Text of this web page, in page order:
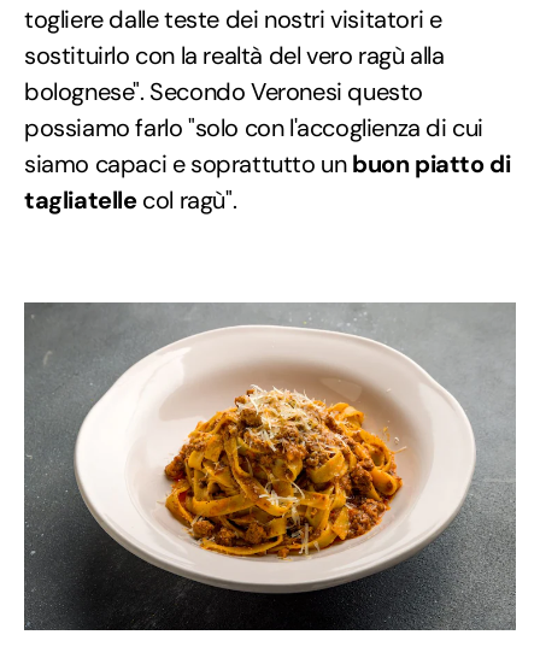
togliere dalle teste dei nostri visitatori e
sostituirlo con la realtà del vero ragù alla
bolognese". Secondo Veronesi questo
possiamo farlo "solo con l'accoglienza di cui
siamo capaci e soprattutto unbuon piatto di
tagliatellecol ragù".